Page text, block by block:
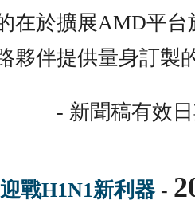
在於擴展AMD平
夥伴提供量身訂製
- 新聞稿有效
戰H1N1新利器 -